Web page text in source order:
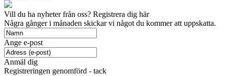
Vill du ha nyheter från oss? Registrera dig här
Några gånger i månaden skickar vi något du kommer att uppskatta.
Ange e-post
Anmäl dig
Registreringen genomförd - tack